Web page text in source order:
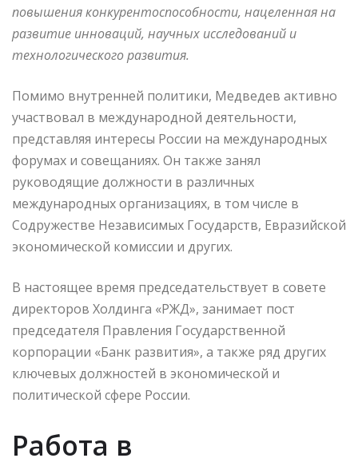
повышения конкурентоспособности, нацеленная на
развитие инноваций, научных исследований и
технологического развития.
Помимо внутренней политики, Медведев активно
участвовал в международной деятельности,
представляя интересы России на международных
форумах и совещаниях. Он также занял
руководящие должности в различных
международных организациях, в том числе в
Содружестве Независимых Государств, Евразийской
экономической комиссии и других.
В настоящее время председательствует в совете
директоров Холдинга «РЖД», занимает пост
председателя Правления Государственной
корпорации «Банк развития», а также ряд других
ключевых должностей в экономической и
политической сфере России.
Работа в